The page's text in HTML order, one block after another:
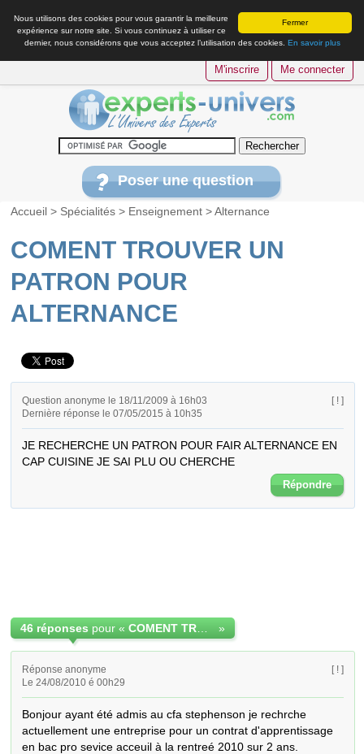
Fermer
Nous utilisons des cookies pour vous garantir la meilleure
expérience sur notre site. Si vous continuez à utiliser ce
dernier, nous considérons que vous acceptez l’utilisation des cookies. En savoir plus
M'inscrire Me connecter
Poser une question
Accueil > Spécialités > Enseignement >Alternance
COMENT TROUVER UN
PATRON POUR
ALTERNANCE
Question anonyme le 18/11/2009 à 16h03
Dernière réponse le 07/05/2015 à 10h35
[ ! ]
JE RECHERCHE UN PATRON POUR FAIR ALTERNANCE EN
CAP CUISINE JE SAI PLU OU CHERCHE
Répondre
46 réponses pour « »
Réponse anonyme
Le 24/08/2010 é 00h29
[ ! ]
Bonjour ayant été admis au cfa stephenson je rechrche
actuellement une entreprise pour un contrat d'apprentissage
en bac pro sevice acceuil à la rentreé 2010 sur 2 ans.